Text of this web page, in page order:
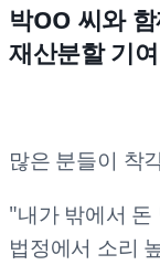
박OO 씨와
재산분할 기
많은 분들이 착
"내가 밖에서
법정에서 소리